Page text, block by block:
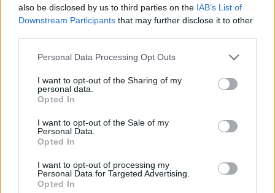
also be disclosed by us to third parties on the IAB’s List of
Downstream Participants that may further disclose it to other
Personal Data Processing Opt Outs
I want to opt-out of the Sharing of my
personal data.
Opted In
I want to opt-out of the Sale of my
Personal Data.
Opted In
I want to opt-out of processing my
Personal Data for Targeted Advertising.
Opted In
Οι ελληνικές scale-ups επιχειρήσεις στρέφονται
στην ανάπτυξη - Μεγαλύτερη πρόκληση η
προσέλκυση πελατών
06/08/2026 - 15:56 ΕΠΙΧΕΙΡΗΣΕΙΣ
Χρηματιστήριο: Στις 2.627,95 μονάδες ο Γενικός
Δείκτης Τιμών, με άνοδο 0,15%
ΥΠΑΑΤ: Αποζημιώσεις 38,1 εκατ. ευρώ σε
κτηνοτρόφους για ευλογιά, πανώλη και αφθώδη
06/08/2026 - 15:33 ΟΙΚΟΝΟΜΙΑ